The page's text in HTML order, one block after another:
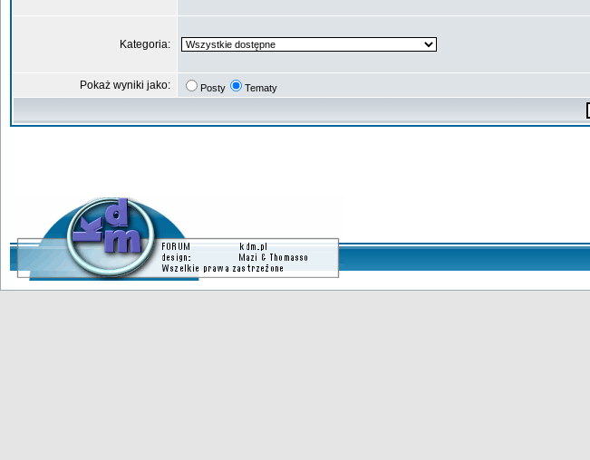
Kategoria:
Pokaż wyniki jako: Posty Tematy